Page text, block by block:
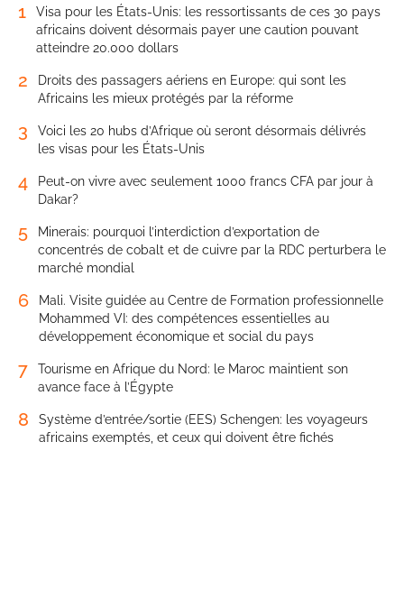
1
Visa pour les États-Unis: les ressortissants de ces 30 pays
africains doivent désormais payer une caution pouvant
atteindre 20.000 dollars
2
Droits des passagers aériens en Europe: qui sont les
Africains les mieux protégés par la réforme
3
Voici les 20 hubs d’Afrique où seront désormais délivrés
les visas pour les États-Unis
4
Peut-on vivre avec seulement 1000 francs CFA par jour à
Dakar?
5
Minerais: pourquoi l’interdiction d’exportation de
concentrés de cobalt et de cuivre par la RDC perturbera le
marché mondial
6
Mali. Visite guidée au Centre de Formation professionnelle
Mohammed VI: des compétences essentielles au
développement économique et social du pays
7
Tourisme en Afrique du Nord: le Maroc maintient son
avance face à l’Égypte
8
Système d’entrée/sortie (EES) Schengen: les voyageurs
africains exemptés, et ceux qui doivent être fichés